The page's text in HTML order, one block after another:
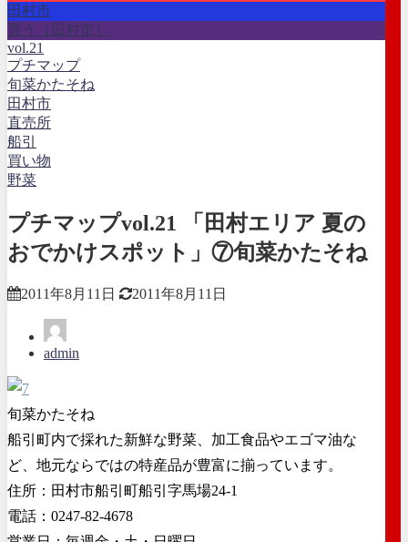
田村市
買う（田村市）
vol.21
プチマップ
旬菜かたそね
田村市
直売所
船引
買い物
野菜
プチマップvol.21 「田村エリア 夏の
おでかけスポット」⑦旬菜かたそね
2011年8月11日 2011年8月11日
admin
旬菜かたそね
船引町内で採れた新鮮な野菜、加工食品やエゴマ油な
ど、地元ならではの特産品が豊富に揃っています。
住所：田村市船引町船引字馬場24-1
電話：0247-82-4678